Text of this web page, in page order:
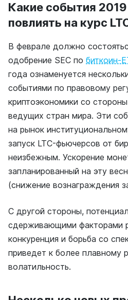
Какие события
повлиять на курс
В фeврале должно
одобрение SEC по биткоин-
года ознаменуется
событиями по правовому
криптоэкономики со
ведущих стран мира. Эти
на рынок
запуск LTC-фьючерсов от
неизбежным. Ускорение
запланированный на эту
(снижение вознаграждения
С другой стороны,
сдерживающими факторами
конкуренция и борьба со
приведет к более плавному
волатильность.